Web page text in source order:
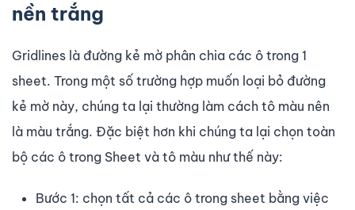
nền trắng
Gridlines là đường kẻ mờ phân chia các ô trong 1
sheet. Trong một số trường hợp muốn loại bỏ đường
kẻ mờ này, chúng ta lại thường làm cách tô màu nên
là màu trắng. Đặc biệt hơn khi chúng ta lại chọn toàn
bộ các ô trong Sheet và tô màu như thế này:
Bước 1: chọn tất cả các ô trong sheet bằng việc